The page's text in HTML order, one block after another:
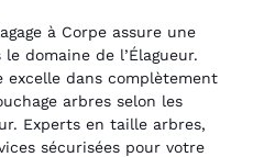
à Corpe assure une
domaine de l’Élagueur.
excelle dans complètement
arbres selon les
Experts en taille arbres,
sécurisées pour votre